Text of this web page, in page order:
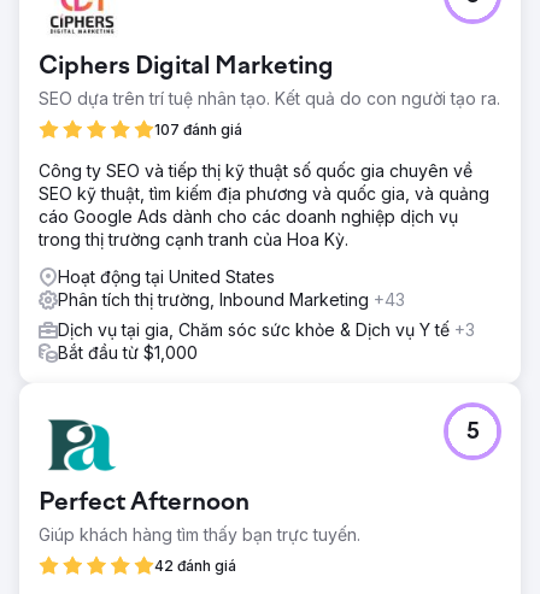
Ciphers Digital Marketing
SEO dựa trên trí tuệ nhân tạo. Kết quả do con người tạo ra.
107 đánh giá
Công ty SEO và tiếp thị kỹ thuật số quốc gia chuyên về
SEO kỹ thuật, tìm kiếm địa phương và quốc gia, và quảng
cáo Google Ads dành cho các doanh nghiệp dịch vụ
trong thị trường cạnh tranh của Hoa Kỳ.
Hoạt động tại United States
Phân tích thị trường, Inbound Marketing +43
Dịch vụ tại gia, Chăm sóc sức khỏe & Dịch vụ Y tế +3
Bắt đầu từ $1,000
Perfect Afternoon
Giúp khách hàng tìm thấy bạn trực tuyến.
42 đánh giá
5